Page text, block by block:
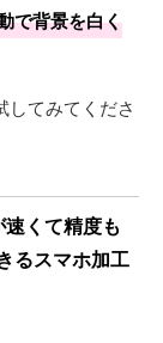
で背景を白く
てみてくださ
くて精度も
るスマホ加工